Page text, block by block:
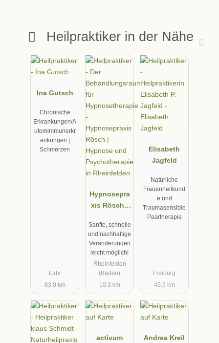
Heilpraktiker in der Nähe
Ina Gutsch
Chronische
Erkrankungen/A
utomimmunerkr
ankungen |
Schmerzen
Lahr
83.0 km
Hypnosepra
xis Rösch |
und
Psychothera
pie in
Rheinfelden
Sanfte, schnelle
und nachhaltige
Veränderungen
leicht möglich!
Rheinfelden
(Baden)
10.3 km
Elisabeth
Jagfeld
Natürliche
Frauenheilkund
e und
Traumasensible
Paartherapie
Freiburg
45.9 km
activum Andrea Kreil